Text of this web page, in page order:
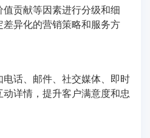
贡献等因素进行分级和细
异化的营销策略和服务方
话、邮件、社交媒体、即时
详情，提升客户满意度和忠